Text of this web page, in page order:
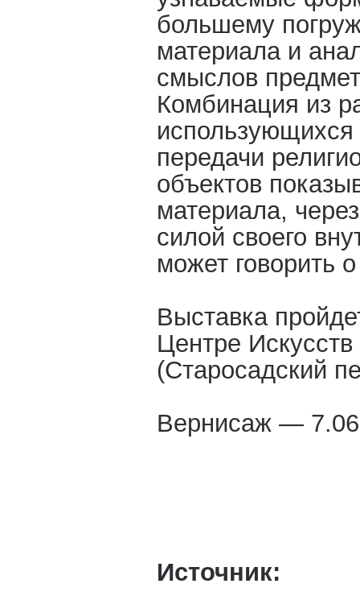
большему
материала и
смыслов
Комбинация из
использующихся
передачи
объектов
материала,
силой своего
может говорить
Выставка
Центре
(Старосадский
Вернисаж —
Источник: